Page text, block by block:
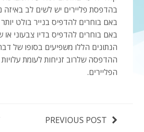
בהדפסת פליירים יש לשים לב באיזה
באם בוחרים להדפיס בנייר בולט
באם בוחרים להדפיס בדיו צבעוני או
הנתונים הללו משפיעים בסופו של
ההדפסה שלרוב זניחות לעומת
הפליירים.
PREVIOUS POST